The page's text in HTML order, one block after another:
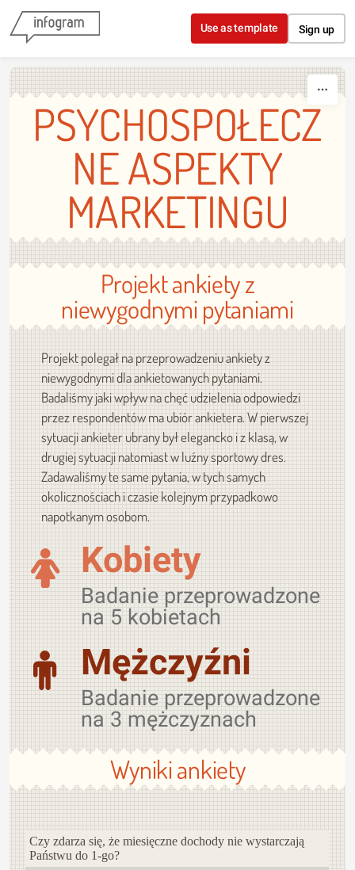
Skip to content
Use as template Sign up
PSYCHOSPOŁECZ
NE ASPEKTY
MARKETINGU
Projekt ankiety z
niewygodnymi pytaniami
Projekt polegał na przeprowadzeniu ankiety z
niewygodnymi dla ankietowanych pytaniami.
Badaliśmy jaki wpływ na chęć udzielenia odpowiedzi
przez respondentów ma ubiór ankietera. W pierwszej
sytuacji ankieter ubrany był elegancko i z klasą, w
drugiej sytuacji natomiast w luźny sportowy dres.
Zadawaliśmy te same pytania, w tych samych
okolicznościach i czasie kolejnym przypadkowo
napotkanym osobom.
Kobiety
Badanie przeprowadzone
na 5 kobietach
Mężczyźni
Badanie przeprowadzone
na 3 mężczyznach
Wyniki ankiety
Czy zdarza się, że miesięczne dochody nie wystarczają
Państwu do 1-go?